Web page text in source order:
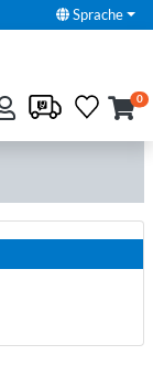
Sprache
0